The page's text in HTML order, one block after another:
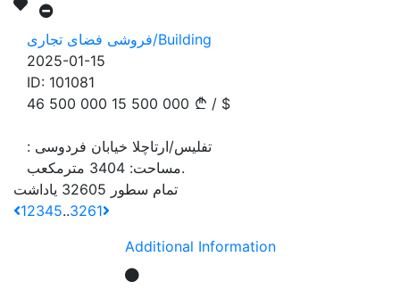
فروشی فضای تجاری/Building
2025-01-15
ID: 101081
46 500 000 15 500 000 / $
: تفلیس/ارتاچلا خیابان فردوسی
مساحت: 3404
مترمکعب.
تمام سطور 32605 یاداشت
12345..3261
Additional Information